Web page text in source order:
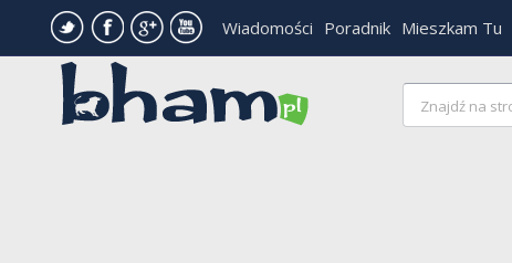
Wiadomości Poradnik Mieszkam Tu